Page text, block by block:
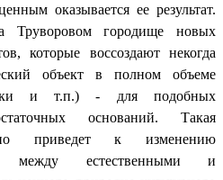
оказывается ее результат.
Труворовом городище новых
которые воссоздают некогда
объект в полном объеме
и т.п.) - для подобных
оснований. Такая
приведет к изменению
между естественными и